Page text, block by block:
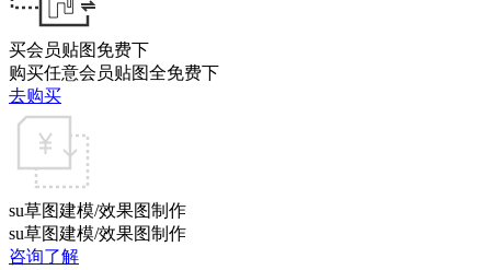
买会员贴图免费下
购买任意会员贴图全免费下
去购买
su草图建模/效果图制作
su草图建模/效果图制作
咨询了解